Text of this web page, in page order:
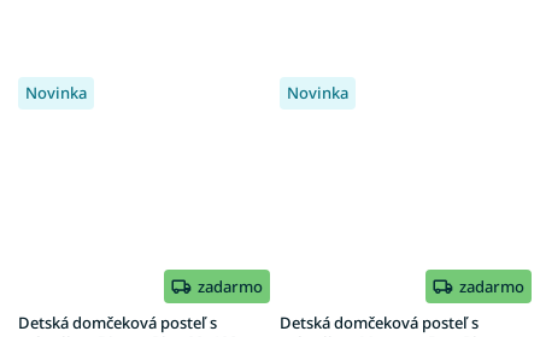
Novinka
zadarmo
Detská domčeková posteľ s
Novinka
zadarmo
Detská domčeková posteľ s